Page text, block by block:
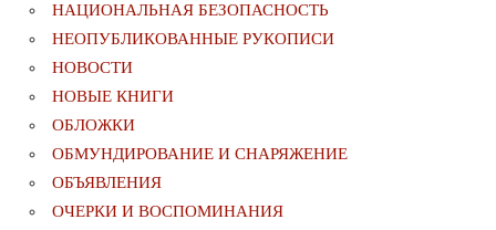
НАЦИОНАЛЬНАЯ БЕЗОПАСНОСТЬ
НЕОПУБЛИКОВАННЫЕ РУКОПИСИ
НОВОСТИ
НОВЫЕ КНИГИ
ОБЛОЖКИ
ОБМУНДИРОВАНИЕ И СНАРЯЖЕНИЕ
ОБЪЯВЛЕНИЯ
ОЧЕРКИ И ВОСПОМИНАНИЯ